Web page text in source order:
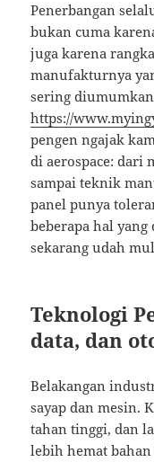
Penerbangan
bukan cuma
juga karena
manufakturnya
sering
https://
pengen ngajak
di aerospace:
sampai teknik
panel punya
beberapa hal
sekarang udah
Teknologi
data, dan
Belakangan
sayap dan mesin.
tahan tinggi, dan
lebih hemat